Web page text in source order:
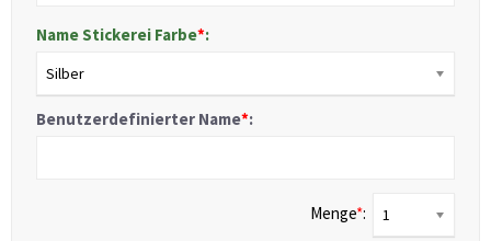
Name Stickerei Farbe*:
Silber
Benutzerdefinierter Name*:
Menge*: 1